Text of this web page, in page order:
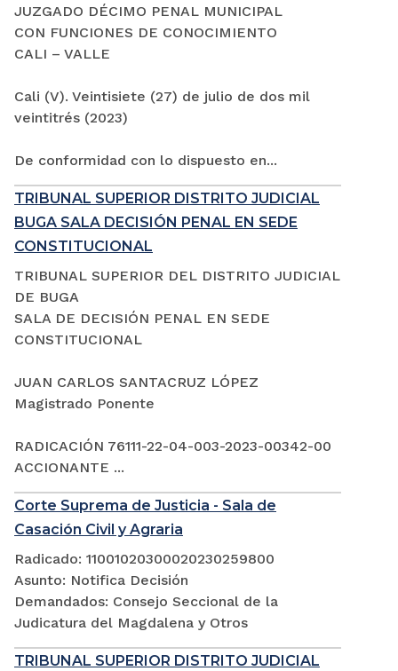
JUZGADO DÉCIMO PENAL MUNICIPAL
CON FUNCIONES DE CONOCIMIENTO
CALI – VALLE
Cali (V). Veintisiete (27) de julio de dos mil
veintitrés (2023)
De conformidad con lo dispuesto en...
TRIBUNAL SUPERIOR DISTRITO JUDICIAL
BUGA SALA DECISIÓN PENAL EN SEDE
CONSTITUCIONAL
TRIBUNAL SUPERIOR DEL DISTRITO JUDICIAL
DE BUGA
SALA DE DECISIÓN PENAL EN SEDE
CONSTITUCIONAL
JUAN CARLOS SANTACRUZ LÓPEZ
Magistrado Ponente
RADICACIÓN 76111-22-04-003-2023-00342-00
ACCIONANTE ...
Corte Suprema de Justicia - Sala de
Casación Civil y Agraria
Radicado: 11001020300020230259800
Asunto: Notifica Decisión
Demandados: Consejo Seccional de la
Judicatura del Magdalena y Otros
TRIBUNAL SUPERIOR DISTRITO JUDICIAL